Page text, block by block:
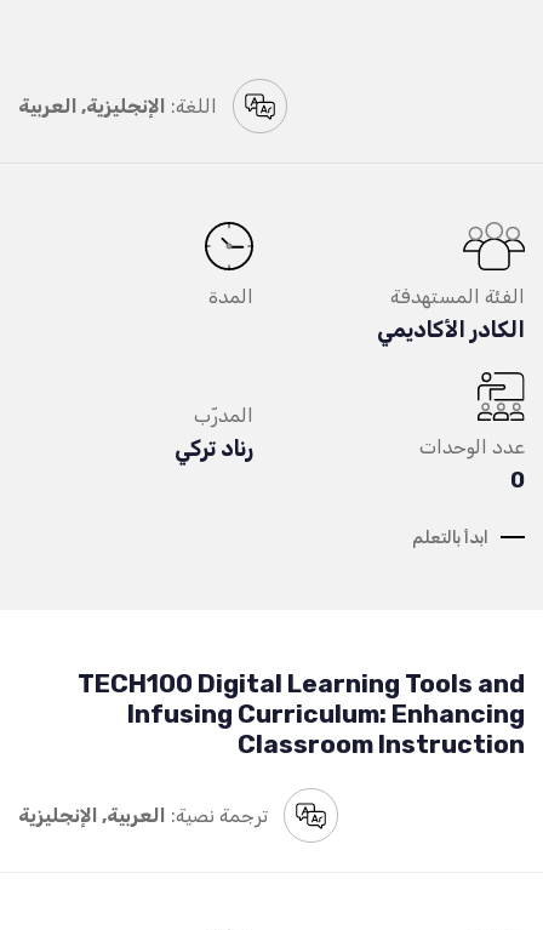
اللغة: الإنجليزية, العربية
الفئة المستهدفة
الكادر الأكاديمي
المدة
عدد الوحدات
0
المدرّب
رناد تركي
ابدأ بالتعلم
TECH100 Digital Learning Tools and
Infusing Curriculum: Enhancing
Classroom Instruction
ترجمة نصية: العربية, الإنجليزية